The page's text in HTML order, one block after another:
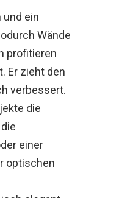
und ein
Wände
profitieren
Er zieht den
verbessert.
die
einer
optischen